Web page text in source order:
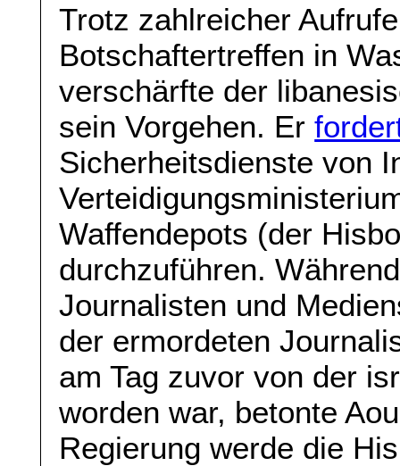
Trotz zahlreicher
Botschaftertreffen in
verschärfte der
sein Vorgehen. Er
Sicherheitsdienste von
Waffendepots (der
durchzuführen.
Journalisten und
der ermordeten
am Tag zuvor von der
worden war, betonte
Regierung werde die